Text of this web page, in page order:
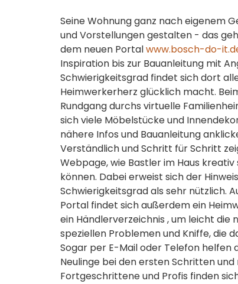
Seine Wohnung ganz nach eigenem
und Vorstellungen gestalten - das
dem neuen Portalwww.bosch-do-
Inspiration bis zur Bauanleitung mit
Schwierigkeitsgrad findet sich dort
Heimwerkerherz glücklich macht.
Rundgang durchs virtuelle
sich viele Möbelstücke und
nähere Infos und Bauanleitung
Verständlich und Schritt für Schritt
Webpage, wie Bastler im Haus kreativ
können. Dabei erweist sich der
Schwierigkeitsgrad als sehr nützlich.
Portal findet sich außerdem ein
ein Händlerverzeichnis , um leicht
speziellen Problemen und Kniffe, die
Sogar per E-Mail oder Telefon helfen
Neulinge bei den ersten Schritten
Fortgeschrittene und Profis finden